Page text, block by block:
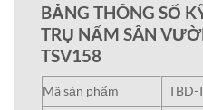
BẢNG THÔNG SỐ
TRỤ NẤM SÂN
TSV158
Mã sản phẩm
TBD-